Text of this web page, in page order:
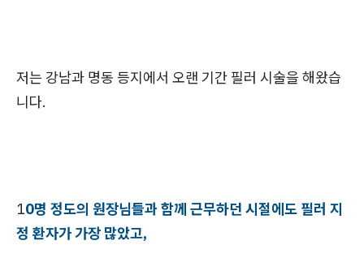
저는 강남과 명동 등지에서 오랜 기간 필러 시술을 해왔습
니다.
10명 정도의 원장님들과 함께 근무하던 시절에도 필러 지
정 환자가 가장 많았고,